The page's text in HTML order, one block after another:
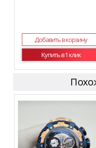
Добавить в корзину
Купить в 1 клик